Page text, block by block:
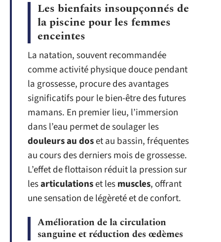
Les bienfaits insoupçonnés de
la piscine pour les femmes
enceintes
La natation, souvent recommandée
comme activité physique douce pendant
la grossesse, procure des avantages
significatifs pour le bien-être des futures
mamans. En premier lieu, l’immersion
dans l’eau permet de soulager les
douleurs au doset au bassin, fréquentes
au cours des derniers mois de grossesse.
L’effet de flottaison réduit la pression sur
lesarticulationset lesmuscles, offrant
une sensation de légèreté et de confort.
Amélioration de la circulation
sanguine et réduction des œdèmes